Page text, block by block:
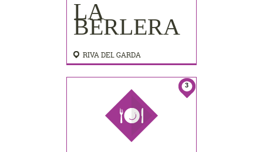
LA
BERLERA
RIVA DEL GARDA
3